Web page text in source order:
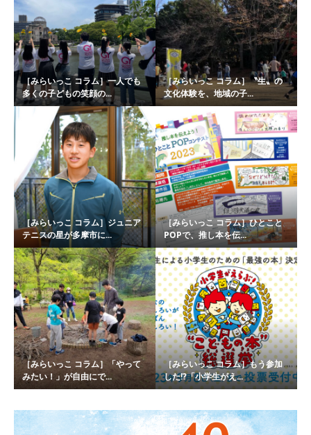
［みらいっこ コラム］一人でも
多くの子どもの笑顔の...
［みらいっこ コラム］〝生〟の
文化体験を、地域の子...
［みらいっこ コラム］ジュニア
テニスの星が多摩市に...
［みらいっこ コラム］ひとこと
POPで、推し本を伝...
［みらいっこ コラム］「やって
みたい！」が自由にで...
［みらいっこ コラム］もう参加
した!?「小学生がえ...